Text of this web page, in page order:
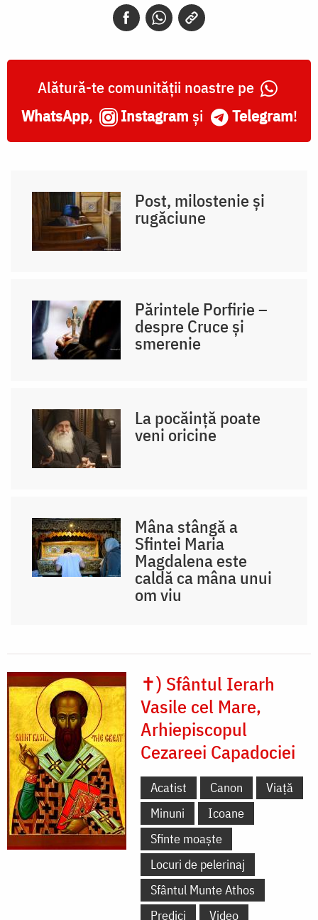
Alătură-te comunității noastre pe
WhatsApp, Instagram și Telegram!
Post, milostenie și
rugăciune
Părintele Porfirie –
despre Cruce și
smerenie
La pocăință poate
veni oricine
Mâna stângă a
Sfintei Maria
Magdalena este
caldă ca mâna unui
om viu
✝) Sfântul Ierarh
Vasile cel Mare,
Arhiepiscopul
Cezareei Capadociei
Acatist Canon
Viață
Minuni
Icoane
Sfinte moaște
Locuri de pelerinaj
Sfântul Munte Athos
Predici
Video